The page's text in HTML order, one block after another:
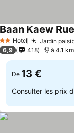
2 Étoiles
Hotel Jardin
Baan Kaew
6,9 418 à 4.1
De 13 €
Consulter les prix